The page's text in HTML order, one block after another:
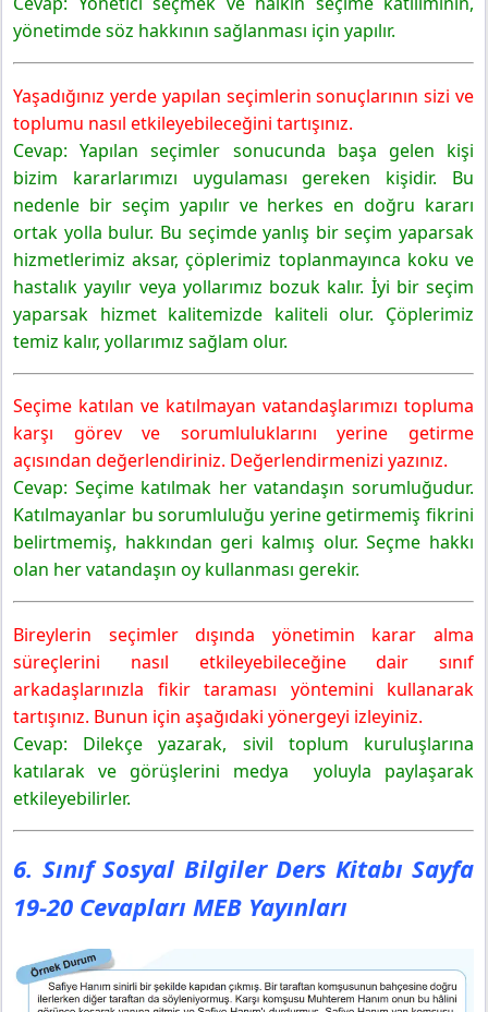
MEB Yayınları
MEB Yayınları
yönetimde söz hakkının sağlanması için yapılır.
Yaşadığınız yerde yapılan seçimlerin sonuçlarının sizi ve
toplumu nasıl etkileyebileceğini tartışınız.
Cevap: Yapılan seçimler sonucunda başa gelen kişi
bizim kararlarımızı uygulaması gereken kişidir. Bu
nedenle bir seçim yapılır ve herkes en doğru kararı
ortak yolla bulur. Bu seçimde yanlış bir seçim yaparsak
hizmetlerimiz aksar, çöplerimiz toplanmayınca koku ve
hastalık yayılır veya yollarımız bozuk kalır. İyi bir seçim
yaparsak hizmet kalitemizde kaliteli olur. Çöplerimiz
temiz kalır, yollarımız sağlam olur.
Seçime katılan ve katılmayan vatandaşlarımızı topluma
karşı görev ve sorumluluklarını yerine getirme
açısından değerlendiriniz. Değerlendirmenizi yazınız.
Cevap: Seçime katılmak her vatandaşın sorumluğudur.
Katılmayanlar bu sorumluluğu yerine getirmemiş fikrini
belirtmemiş, hakkından geri kalmış olur. Seçme hakkı
olan her vatandaşın oy kullanması gerekir.
Bireylerin seçimler dışında yönetimin karar alma
süreçlerini nasıl etkileyebileceğine dair sınıf
arkadaşlarınızla fikir taraması yöntemini kullanarak
tartışınız. Bunun için aşağıdaki yönergeyi izleyiniz.
Cevap: Dilekçe yazarak, sivil toplum kuruluşlarına
katılarak ve görüşlerini medya yoluyla paylaşarak
etkileyebilirler.
6. Sınıf Sosyal Bilgiler Ders Kitabı Sayfa
19-20 Cevapları MEB Yayınları